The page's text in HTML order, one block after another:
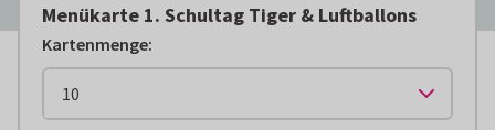
Menükarte 1. Schultag Tiger & Luftballons
Kartenmenge: